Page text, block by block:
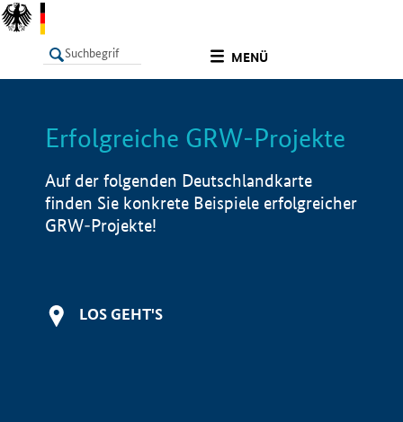
MENÜ
LISTE Info
Erfolgreiche GRW-Projekte
Auf der folgenden Deutschlandkarte
finden Sie konkrete Beispiele erfolgreicher
GRW-Projekte!
LOS GEHT'S